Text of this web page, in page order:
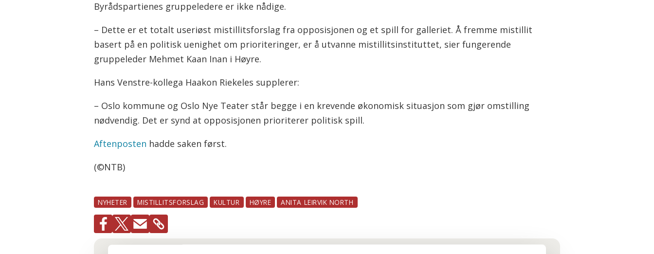
Byrådspartienes gruppeledere er ikke nådige.
– Dette er et totalt useriøst mistillitsforslag fra opposisjonen og et spill for galleriet. Å fremme mistillit
basert på en politisk uenighet om prioriteringer, er å utvanne mistillitsinstituttet, sier fungerende
gruppeleder Mehmet Kaan Inan i Høyre.
Hans Venstre-kollega Haakon Riekeles supplerer:
– Oslo kommune og Oslo Nye Teater står begge i en krevende økonomisk situasjon som gjør omstilling
nødvendig. Det er synd at opposisjonen prioriterer politisk spill.
Aftenposten hadde saken først.
(©NTB)
NYHETER MISTILLITSFORSLAG KULTUR HØYRE ANITA LEIRVIK NORTH